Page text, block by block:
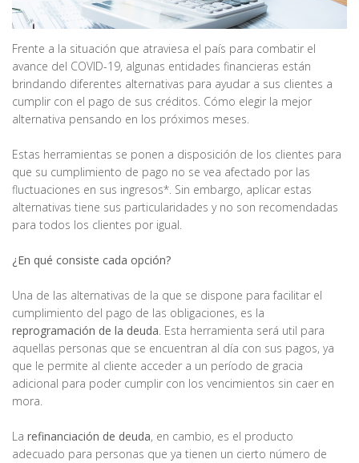
Frente a la situación que atraviesa el país para combatir el
avance del COVID-19, algunas entidades financieras están
brindando diferentes alternativas para ayudar a sus clientes a
cumplir con el pago de sus créditos. Cómo elegir la mejor
alternativa pensando en los próximos meses.
Estas herramientas se ponen a disposición de los clientes para
que su cumplimiento de pago no se vea afectado por las
fluctuaciones en sus ingresos*. Sin embargo, aplicar estas
alternativas tiene sus particularidades y no son recomendadas
para todos los clientes por igual.
¿En qué consiste cada opción?
Una de las alternativas de la que se dispone para facilitar el
cumplimiento del pago de las obligaciones, es la
reprogramación de la deuda. Esta herramienta será util para
aquellas personas que se encuentran al día con sus pagos, ya
que le permite al cliente acceder a un período de gracia
adicional para poder cumplir con los vencimientos sin caer en
mora.
La refinanciación de deuda, en cambio, es el producto
adecuado para personas que ya tienen un cierto número de